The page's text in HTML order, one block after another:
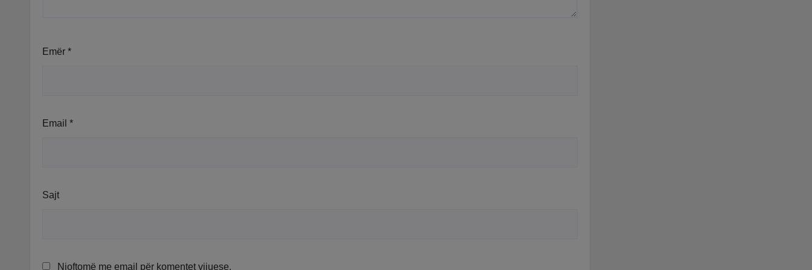
Emër *
Email *
Sajt
Njoftomë me email për komentet vijuese.